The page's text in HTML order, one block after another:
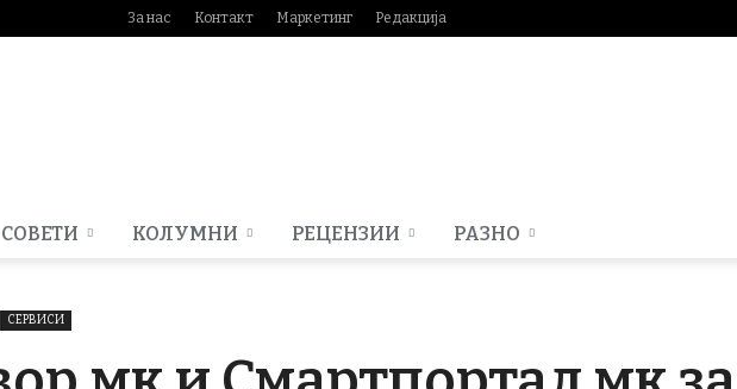
За нас Контакт Маркетинг Редакција
СОВЕТИ КОЛУМНИ РЕЦЕНЗИИ РАЗНО
СЕРВИСИ